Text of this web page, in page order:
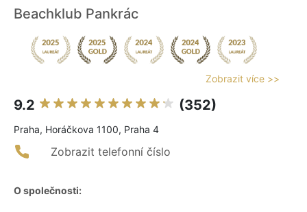
Beachklub Pankrác
Zobrazit více >>
9.2 (352)
Praha, Horáčkova 1100, Praha 4
Zobrazit telefonní číslo
O společnosti: